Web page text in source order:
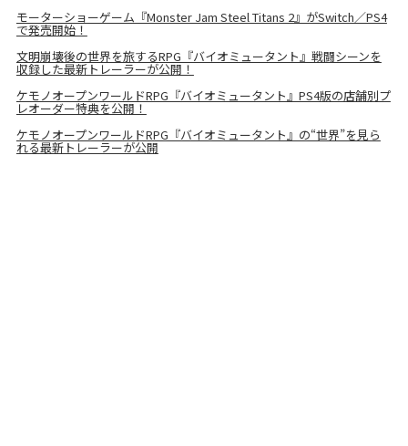
モーターショーゲーム『Monster Jam Steel Titans 2』がSwitch／PS4
で発売開始！
文明崩壊後の世界を旅するRPG『バイオミュータント』戦闘シーンを
収録した最新トレーラーが公開！
ケモノオープンワールドRPG『バイオミュータント』PS4版の店舗別プ
レオーダー特典を公開！
ケモノオープンワールドRPG『バイオミュータント』の“世界”を見ら
れる最新トレーラーが公開